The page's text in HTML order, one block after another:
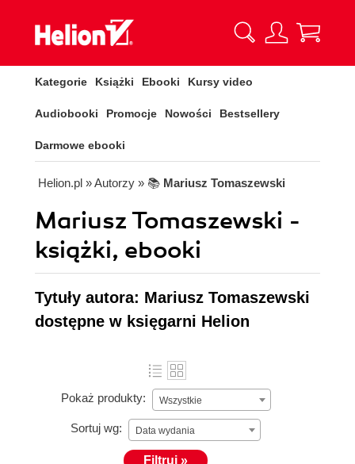
Kategorie Książki Ebooki Kursy video
Audiobooki Promocje Nowości Bestsellery
Darmowe ebooki
Helion.pl » Autorzy » 📚 Mariusz Tomaszewski
Mariusz Tomaszewski -
książki, ebooki
Tytuły autora: Mariusz Tomaszewski
dostępne w księgarni Helion
Pokaż produkty: Wszystkie
Sortuj wg: Data wydania
Filtruj »